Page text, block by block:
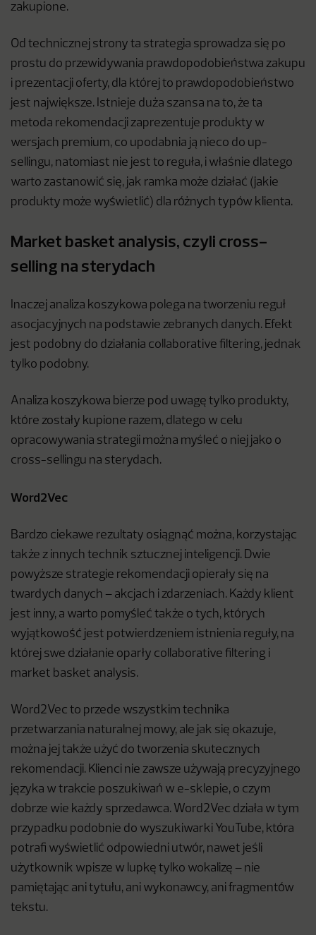
zakupione.
Od technicznej strony ta strategia sprowadza się po
prostu do przewidywania prawdopodobieństwa zakupu
i prezentacji oferty, dla której to prawdopodobieństwo
jest największe. Istnieje duża szansa na to, że ta
metoda rekomendacji zaprezentuje produkty w
wersjach premium, co upodabnia ją nieco do up-
sellingu, natomiast nie jest to reguła, i właśnie dlatego
warto zastanowić się, jak ramka może działać (jakie
produkty może wyświetlić) dla różnych typów klienta.
Market basket analysis, czyli cross-
selling na sterydach
Inaczej analiza koszykowa polega na tworzeniu reguł
asocjacyjnych na podstawie zebranych danych. Efekt
jest podobny do działania collaborative filtering, jednak
tylko podobny.
Analiza koszykowa bierze pod uwagę tylko produkty,
które zostały kupione razem, dlatego w celu
opracowywania strategii można myśleć o niej jako o
cross-sellingu na sterydach.
Word2Vec
Bardzo ciekawe rezultaty osiągnąć można, korzystając
także z innych technik sztucznej inteligencji. Dwie
powyższe strategie rekomendacji opierały się na
twardych danych – akcjach i zdarzeniach. Każdy klient
jest inny, a warto pomyśleć także o tych, których
wyjątkowość jest potwierdzeniem istnienia reguły, na
której swe działanie oparły collaborative filtering i
market basket analysis.
Word2Vec to przede wszystkim technika
przetwarzania naturalnej mowy, ale jak się okazuje,
można jej także użyć do tworzenia skutecznych
rekomendacji. Klienci nie zawsze używają precyzyjnego
języka w trakcie poszukiwań w e-sklepie, o czym
dobrze wie każdy sprzedawca. Word2Vec działa w tym
przypadku podobnie do wyszukiwarki YouTube, która
potrafi wyświetlić odpowiedni utwór, nawet jeśli
użytkownik wpisze w lupkę tylko wokalizę – nie
pamiętając ani tytułu, ani wykonawcy, ani fragmentów
tekstu.